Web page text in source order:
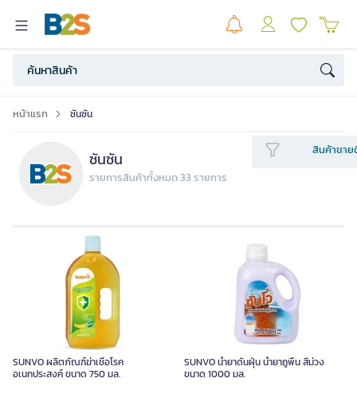
หน้าแรก ซันซัน
ซันซัน
รายการสินค้าทั้งหมด 33 รายการ
สินค้าขาย
SUNVO ผลิตภัณฑ์ฆ่าเชื้อโรค
อเนกประสงค์ ขนาด 750 มล.
SUNVO น้ำยาดันฝุ่น น้ำยาถูพื้น สีม่วง
ขนาด 1000 มล.